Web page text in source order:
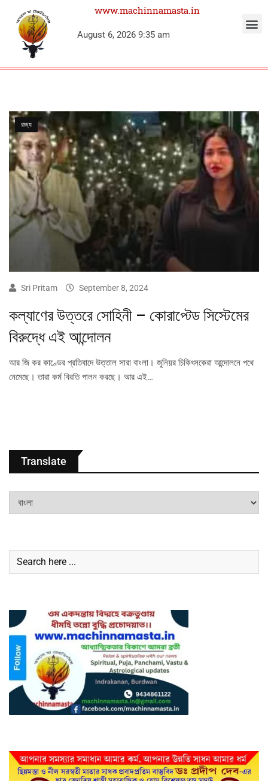
www.machinnamasta.in
August 6, 2026 9:35 am
রাজ্য
Sri Pritam September 8, 2024
কল্যাণের উত্তরে সোহিনী – কোরাপ্টেড সিস্টেমের
বিরুদ্ধে এই আন্দোলন
আর জি কর কাণ্ডের প্রতিবাদে উত্তাল সারা বাংলা। জুনিয়র চিকিৎসকেরা আন্দোলনে পথে
নেমেছে। তারা কর্ম বিরতি পালন করছে। আর এই…
Translate